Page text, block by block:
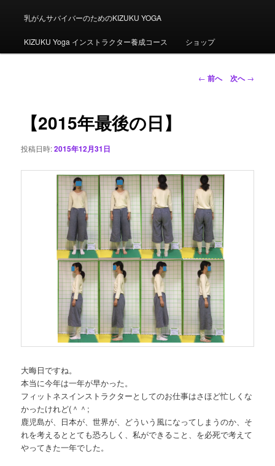
乳がんサバイバーのためのKIZUKU YOGA
KIZUKU Yoga インストラクター養成コース ショップ
投
ン
← 前へ 次へ→
【2015年最後の日】
投稿日時:2015年12月31日
大晦日ですね。
本当に今年は一年が早かった。
フィットネスインストラクターとしてのお仕事はさほど忙しくな
かったけれど(＾＾;
鹿児島が、日本が、世界が、どういう風になってしまうのか、そ
れを考えるととても恐ろしく、私ができること、を必死で考えて
やってきた一年でした。